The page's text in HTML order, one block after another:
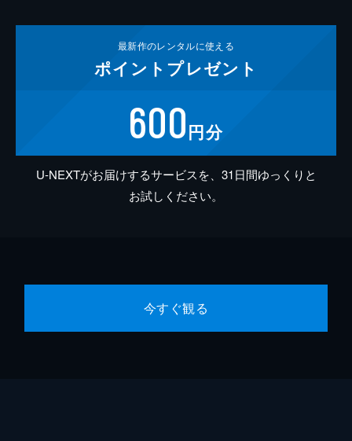
最新作のレンタルに使える
ポイント プレゼント
600円分
U-NEXTがお届けするサービスを、31日間ゆっくりと
お試しください。
今すぐ観る